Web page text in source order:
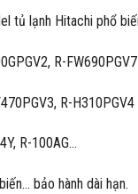
tủ lạnh Hitachi phổ
R-FW690PGV7
R-H310PGV4
R-100AG…
bảo hành dài hạn.